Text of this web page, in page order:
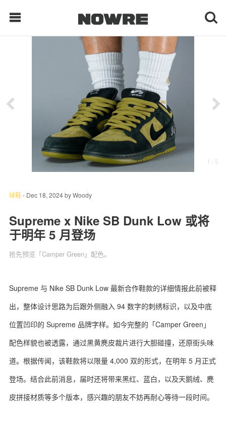
每日鲜榨
现客视点
每日栏目
球 鞋
科 技
1 / 5
球鞋- Dec 18, 2024byWoody
Supreme x Nike SB Dunk Low 或将
于明年 5 月登场
抢先预览「Camper Green」配色。
Supreme 与 Nike SB Dunk Low 最新合作鞋款的详细情报此前被释
出，整体设计思路为后跟外侧融入 94 数字的刺绣标识，以及中底
位置凹印的 Supreme 品牌字样。如今完整的「Camper Green」
配色样貌也被透露，通过黑黄麂皮裁片进行大胆碰撞，还原街头味
道。根据传闻，该鞋款将以限量 4,000 双的形式，在明年 5 月正式
登场。结合此前消息，届时还将带来黑红、蓝白，以及天鹅绒、麂
皮拼接材质等多个版本，感兴趣的朋友不妨再耐心等待一段时间。